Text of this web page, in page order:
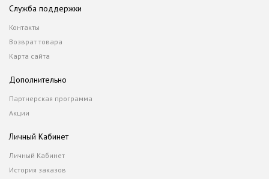
Служба поддержки
Контакты
Возврат товара
Карта сайта
Дополнительно
Партнерская программа
Акции
Личный Кабинет
Личный Кабинет
История заказов